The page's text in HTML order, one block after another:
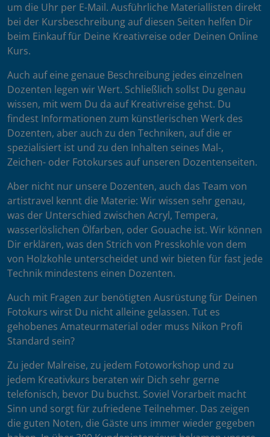
um die Uhr per E-Mail. Ausführliche Materiallisten direkt
bei der Kursbeschreibung auf diesen Seiten helfen Dir
beim Einkauf für Deine Kreativreise oder Deinen Online
Kurs.
Auch auf eine genaue Beschreibung jedes einzelnen
Dozenten legen wir Wert. Schließlich sollst Du genau
wissen, mit wem Du da auf Kreativreise gehst. Du
findest Informationen zum künstlerischen Werk des
Dozenten, aber auch zu den Techniken, auf die er
spezialisiert ist und zu den Inhalten seines Mal-,
Zeichen- oder Fotokurses auf unseren Dozentenseiten.
Aber nicht nur unsere Dozenten, auch das Team von
artistravel kennt die Materie: Wir wissen sehr genau,
was der Unterschied zwischen Acryl, Tempera,
wasserlöslichen Ölfarben, oder Gouache ist. Wir können
Dir erklären, was den Strich von Presskohle von dem
von Holzkohle unterscheidet und wir bieten für fast jede
Technik mindestens einen Dozenten.
Auch mit Fragen zur benötigten Ausrüstung für Deinen
Fotokurs wirst Du nicht alleine gelassen. Tut es
gehobenes Amateurmaterial oder muss Nikon Profi
Standard sein?
Zu jeder Malreise, zu jedem Fotoworkshop und zu
jedem Kreativkurs beraten wir Dich sehr gerne
telefonisch, bevor Du buchst. Soviel Vorarbeit macht
Sinn und sorgt für zufriedene Teilnehmer. Das zeigen
die guten Noten, die Gäste uns immer wieder gegeben